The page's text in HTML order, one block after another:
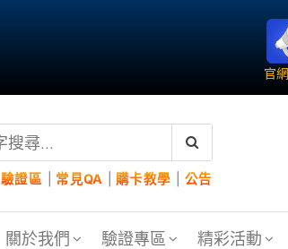
官
驗證區 常見QA 購卡教學 公告
關於我們 驗證專區 精彩活動